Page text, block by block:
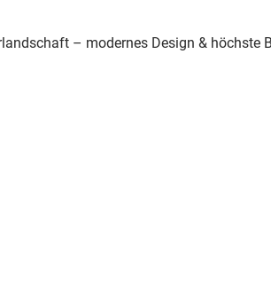
– modernes Design & höchste